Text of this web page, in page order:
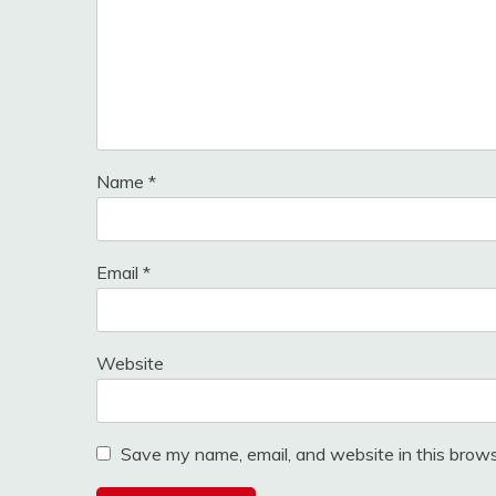
Name *
Email *
Website
Save my name, email, and website in this